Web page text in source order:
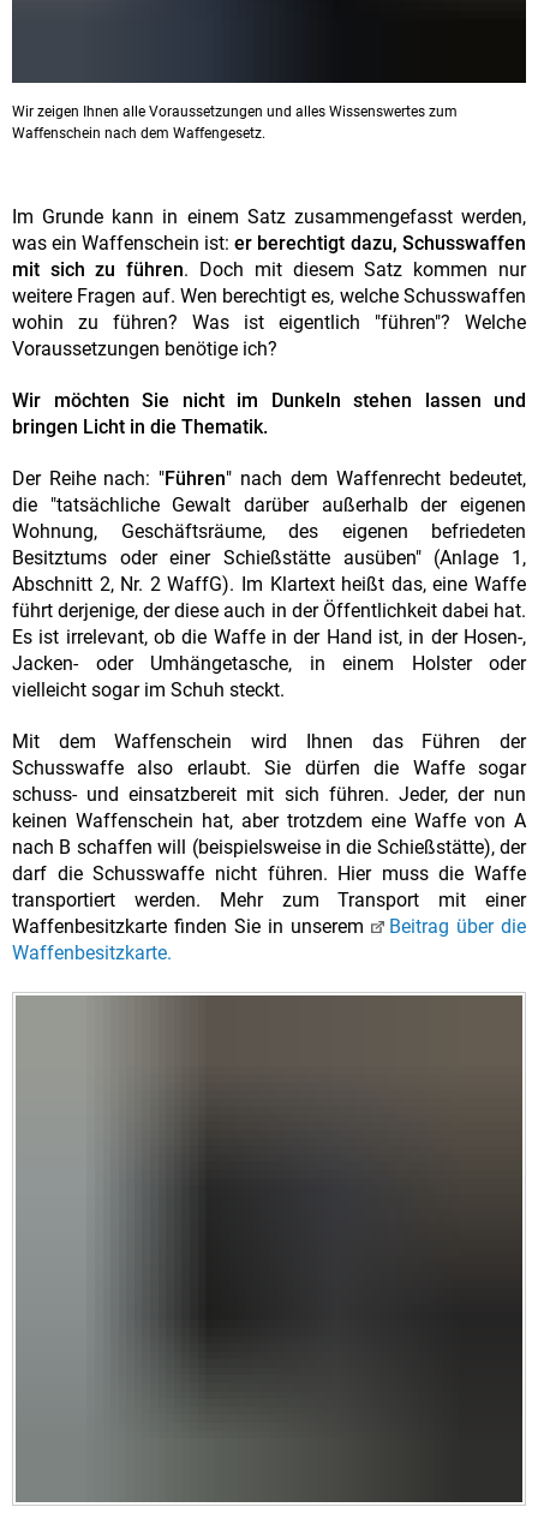
Wir zeigen Ihnen alle Voraussetzungen und alles Wissenswertes zum
Waffenschein nach dem Waffengesetz.
Im Grunde kann in einem Satz zusammengefasst werden,
was ein Waffenschein ist: er berechtigt dazu, Schusswaffen
mit sich zu führen. Doch mit diesem Satz kommen nur
weitere Fragen auf. Wen berechtigt es, welche Schusswaffen
wohin zu führen? Was ist eigentlich "führen"? Welche
Voraussetzungen benötige ich?
Wir möchten Sie nicht im Dunkeln stehen lassen und
bringen Licht in die Thematik.
Der Reihe nach: "Führen" nach dem Waffenrecht bedeutet,
die "tatsächliche Gewalt darüber außerhalb der eigenen
Wohnung, Geschäftsräume, des eigenen befriedeten
Besitztums oder einer Schießstätte ausüben" (Anlage 1,
Abschnitt 2, Nr. 2 WaffG). Im Klartext heißt das, eine Waffe
führt derjenige, der diese auch in der Öffentlichkeit dabei hat.
Es ist irrelevant, ob die Waffe in der Hand ist, in der Hosen-,
Jacken- oder Umhängetasche, in einem Holster oder
vielleicht sogar im Schuh steckt.
Mit dem Waffenschein wird Ihnen das Führen der
Schusswaffe also erlaubt. Sie dürfen die Waffe sogar
schuss- und einsatzbereit mit sich führen. Jeder, der nun
keinen Waffenschein hat, aber trotzdem eine Waffe von A
nach B schaffen will (beispielsweise in die Schießstätte), der
darf die Schusswaffe nicht führen. Hier muss die Waffe
transportiert werden. Mehr zum Transport mit einer
Waffenbesitzkarte finden Sie in unserem
Beitrag über die
Waffenbesitzkarte.